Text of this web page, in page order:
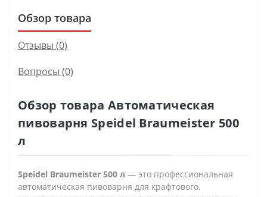
Обзор товара
Отзывы (0)
Вопросы (0)
Обзор товара Автоматическая
пивоварня Speidel Braumeister 500
л
Speidel Braumeister 500 л — это профессиональная
автоматическая пивоварня для крафтового,